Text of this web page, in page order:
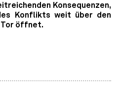
Konsequenzen,
Konflikts weit über den
Tor öffnet.